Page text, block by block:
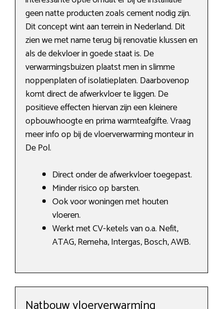
geen natte producten zoals cement nodig zijn.
Dit concept wint aan terrein in Nederland. Dit
zien we met name terug bij renovatie klussen en
als de dekvloer in goede staat is. De
verwarmingsbuizen plaatst men in slimme
noppenplaten of isolatieplaten. Daarbovenop
komt direct de afwerkvloer te liggen. De
positieve effecten hiervan zijn een kleinere
opbouwhoogte en prima warmteafgifte. Vraag
meer info op bij de vloerverwarming monteur in
De Pol.
Direct onder de afwerkvloer toegepast.
Minder risico op barsten.
Ook voor woningen met houten
vloeren.
Werkt met CV-ketels van o.a. Nefit,
ATAG, Remeha, Intergas, Bosch, AWB.